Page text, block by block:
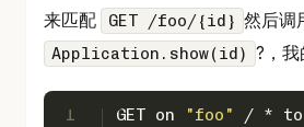
来匹配
GET /foo/{id} 然后调
Application.show(id) ?，
1 GET on "foo" / * to